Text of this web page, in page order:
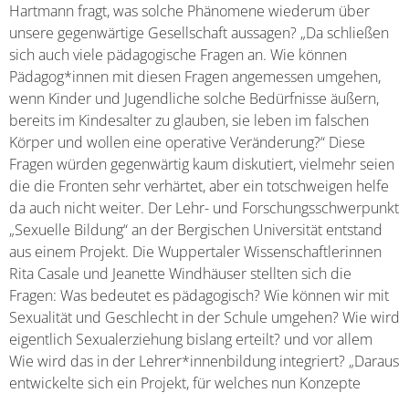
Hartmann fragt, was solche Phänomene wiederum über
unsere gegenwärtige Gesellschaft aussagen? „Da schließen
sich auch viele pädagogische Fragen an. Wie können
Pädagog*innen mit diesen Fragen angemessen umgehen,
wenn Kinder und Jugendliche solche Bedürfnisse äußern,
bereits im Kindesalter zu glauben, sie leben im falschen
Körper und wollen eine operative Veränderung?“ Diese
Fragen würden gegenwärtig kaum diskutiert, vielmehr seien
die die Fronten sehr verhärtet, aber ein totschweigen helfe
da auch nicht weiter. Der Lehr- und Forschungsschwerpunkt
„Sexuelle Bildung“ an der Bergischen Universität entstand
aus einem Projekt. Die Wuppertaler Wissenschaftlerinnen
Rita Casale und Jeanette Windhäuser stellten sich die
Fragen: Was bedeutet es pädagogisch? Wie können wir mit
Sexualität und Geschlecht in der Schule umgehen? Wie wird
eigentlich Sexualerziehung bislang erteilt? und vor allem
Wie wird das in der Lehrer*innenbildung integriert? „Daraus
entwickelte sich ein Projekt, für welches nun Konzepte